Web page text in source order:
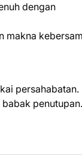
dengan
makna
persahabatan.